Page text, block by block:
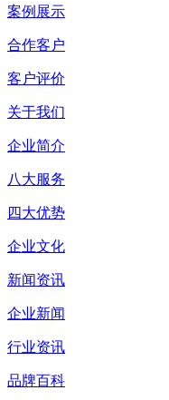
案例展示
合作客户
客户评价
关于我们
企业简介
八大服务
四大优势
企业文化
新闻资讯
企业新闻
行业资讯
品牌百科